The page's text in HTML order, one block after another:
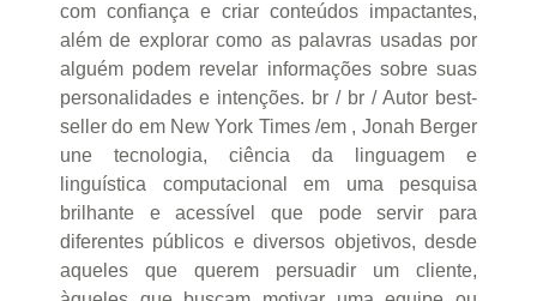
com confiança e criar conteúdos impactantes,
além de explorar como as palavras usadas por
alguém podem revelar informações sobre suas
personalidades e intenções. br / br / Autor best-
seller do em New York Times /em , Jonah Berger
une tecnologia, ciência da linguagem e
linguística computacional em uma pesquisa
brilhante e acessível que pode servir para
diferentes públicos e diversos objetivos, desde
aqueles que querem persuadir um cliente,